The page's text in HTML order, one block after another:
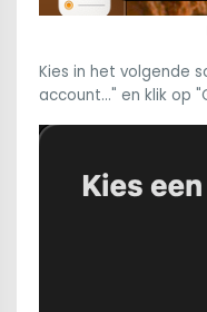
Kies in het volgende
account..." en klik op